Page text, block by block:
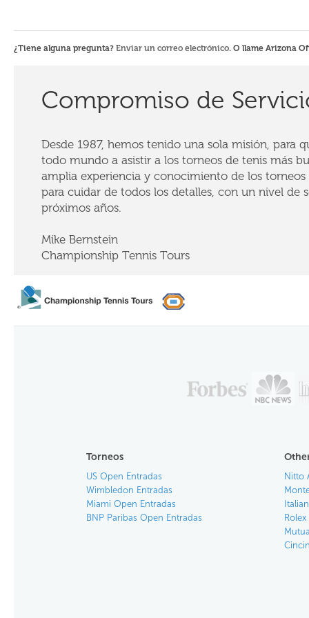
¿Tiene alguna pregunta? Enviar un correo electrónico. O llame Arizona
Compromiso de
Desde 1987, hemos tenido una sola misión, para
todo mundo a asistir a los torneos de tenis más
amplia experiencia y conocimiento de los
para cuidar de todos los detalles, con un nivel de
próximos años.
Mike Bernstein
Championship Tennis Tours
Torneos
US Open Entradas
Wimbledon Entradas
Miami Open Entradas
BNP Paribas Open Entradas
Nitto